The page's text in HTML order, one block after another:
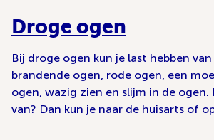
Droge ogen
Bij droge ogen kun je last hebben
brandende ogen, rode ogen, een
ogen, wazig zien en slijm in de ogen.
van? Dan kun je naar de huisarts of